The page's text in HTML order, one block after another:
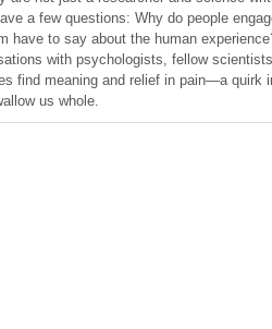
a few questions: Why do people
have to say about the human
with psychologists, fellow
find meaning and relief in pain—a quirk
us whole.